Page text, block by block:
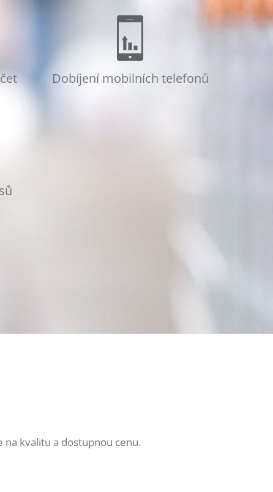
Dobíjení mobilních telefonů
na kvalitu a dostupnou cenu.